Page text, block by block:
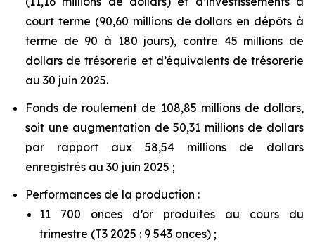
court terme (90,60 millions de dollars en dépôts à
terme de 90 à 180 jours), contre 45 millions de
dollars de trésorerie et d’équivalents de trésorerie
au 30 juin 2025.
Fonds de roulement de 108,85 millions de dollars,
soit une augmentation de 50,31 millions de dollars
par rapport aux 58,54 millions de dollars
enregistrés au 30 juin 2025 ;
Performances de la production :
11 700 onces d’or produites au cours du
trimestre (T3 2025 : 9 543 onces) ;